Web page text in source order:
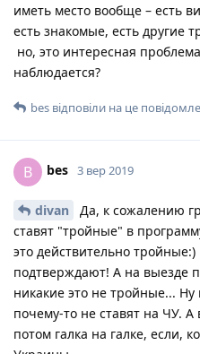
иметь место вообще – есть
есть знакомые, есть другие
но, это интересная
наблюдается?
bes відповіли на це
B bes 3 вер 2019
divan
Да, к сожалению
ставят "тройные" в
это действительно
подтверждают! А на выезде
никакие это не тройные...
почему-то не ставят на ЧУ.
потом галка на галке, если,